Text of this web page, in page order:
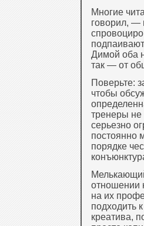
Многие
говорил, —
Димой оба
так — от
Поверьте:
чтобы
тренеры не
серьезно
постоянно
порядке
отношении
на их
подходить
креатива,